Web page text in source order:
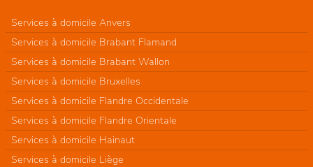
Services à domicile Anvers
Services à domicile Brabant Flamand
Services à domicile Brabant Wallon
Services à domicile Bruxelles
Services à domicile Flandre Occidentale
Services à domicile Flandre Orientale
Services à domicile Hainaut
Services à domicile Liège